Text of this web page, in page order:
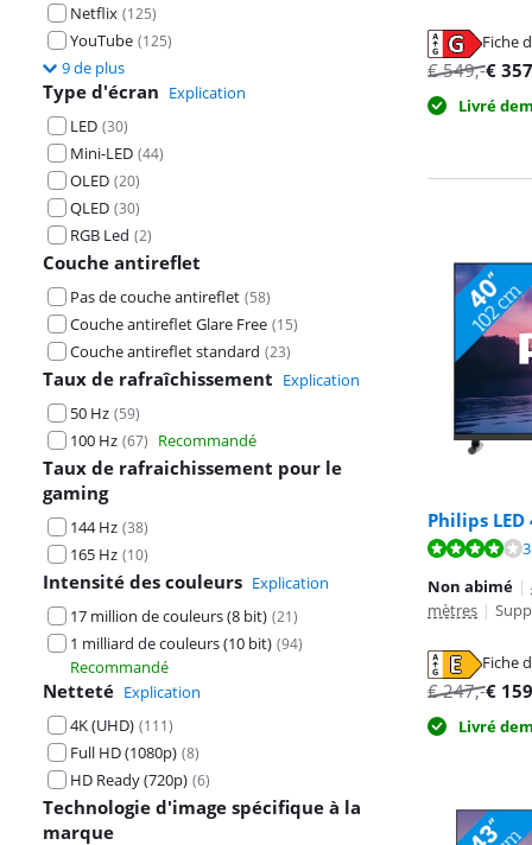
Netflix (125)
YouTube (125)
9 de plus
Type d'écran Explication
LED (30)
Mini-LED (44)
OLED (20)
QLED (30)
RGB Led (2)
Couche antireflet
Pas de couche antireflet (58)
Couche antireflet Glare Free (15)
Couche antireflet standard (23)
Taux de rafraîchissement Explication
50 Hz (59)
100 Hz (67) Recommandé
Taux de rafraichissement pour le
gaming
144 Hz (38)
165 Hz (10)
Intensité des couleurs Explication
17 million de couleurs (8 bit) (21)
1 milliard de couleurs (10 bit) (94)
Recommandé
Netteté Explication
4K (UHD) (111)
Full HD (1080p) (8)
HD Ready (720p) (6)
Technologie d'image spécifique à la
marque
Fiche
s'ouvre dans
€549,-€ 357
Livré
s'ouvre dans
s'ouvre dans
Philips LED
La note est de
Non abimé |
mètres |
Fiche
s'ouvre dans
€247,-€ 159
Livré
La note est de
s'ouvre dans
La note est de
s'ouvre dans